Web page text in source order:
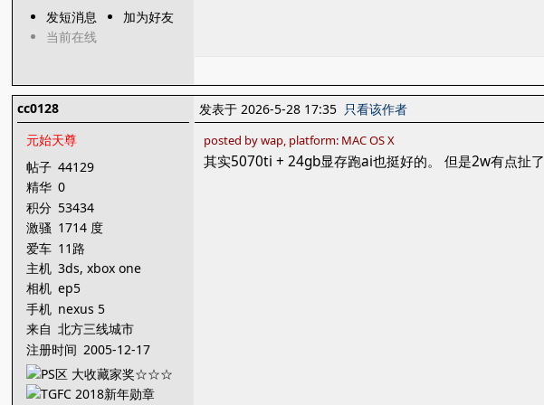
发短消息
加为好友
当前在线
cc0128
元始天尊
帖子 44129
精华 0
积分 53434
激骚 1714 度
爱车 11路
主机 3ds, xbox one
相机 ep5
手机 nexus 5
来自 北方三线城市
注册时间 2005-12-17
发表于 2026-5-28 17:35 只看该作者
posted by wap, platform: MAC OS X
其实5070ti + 24gb显存跑ai也挺好的。 但是2w有点扯了